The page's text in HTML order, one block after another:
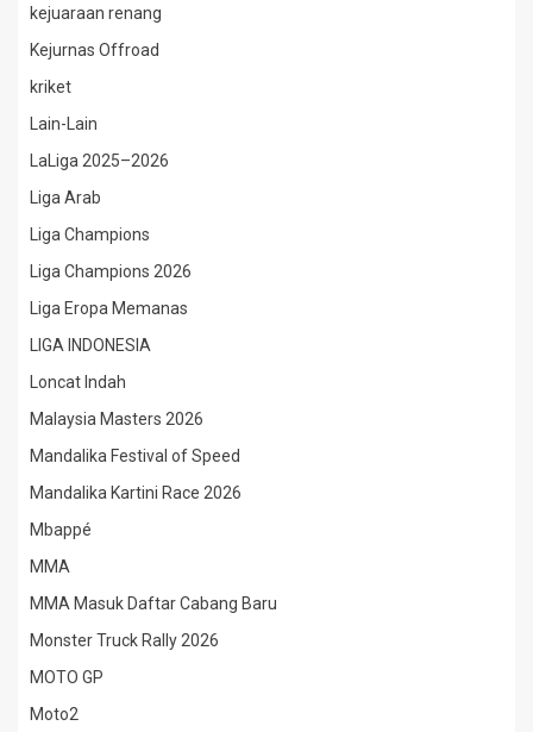
kejuaraan renang
Kejurnas Offroad
kriket
Lain-Lain
LaLiga 2025–2026
Liga Arab
Liga Champions
Liga Champions 2026
Liga Eropa Memanas
LIGA INDONESIA
Loncat Indah
Malaysia Masters 2026
Mandalika Festival of Speed
Mandalika Kartini Race 2026
Mbappé
MMA
MMA Masuk Daftar Cabang Baru
Monster Truck Rally 2026
MOTO GP
Moto2